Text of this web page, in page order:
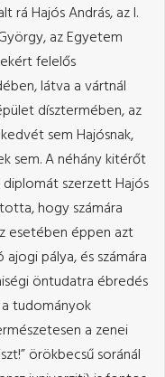
rá Hajós András, az I.
az Egyetem
felelős
látva a vártnál
dísztermében, az
sem Hajósnak,
sem. A néhány kitérőt
diplomát szerzett Hajós
hogy számára
esetében éppen azt
pálya, és számára
öntudatra ébredés
tudományok
a zenei
örökbecsű soránál